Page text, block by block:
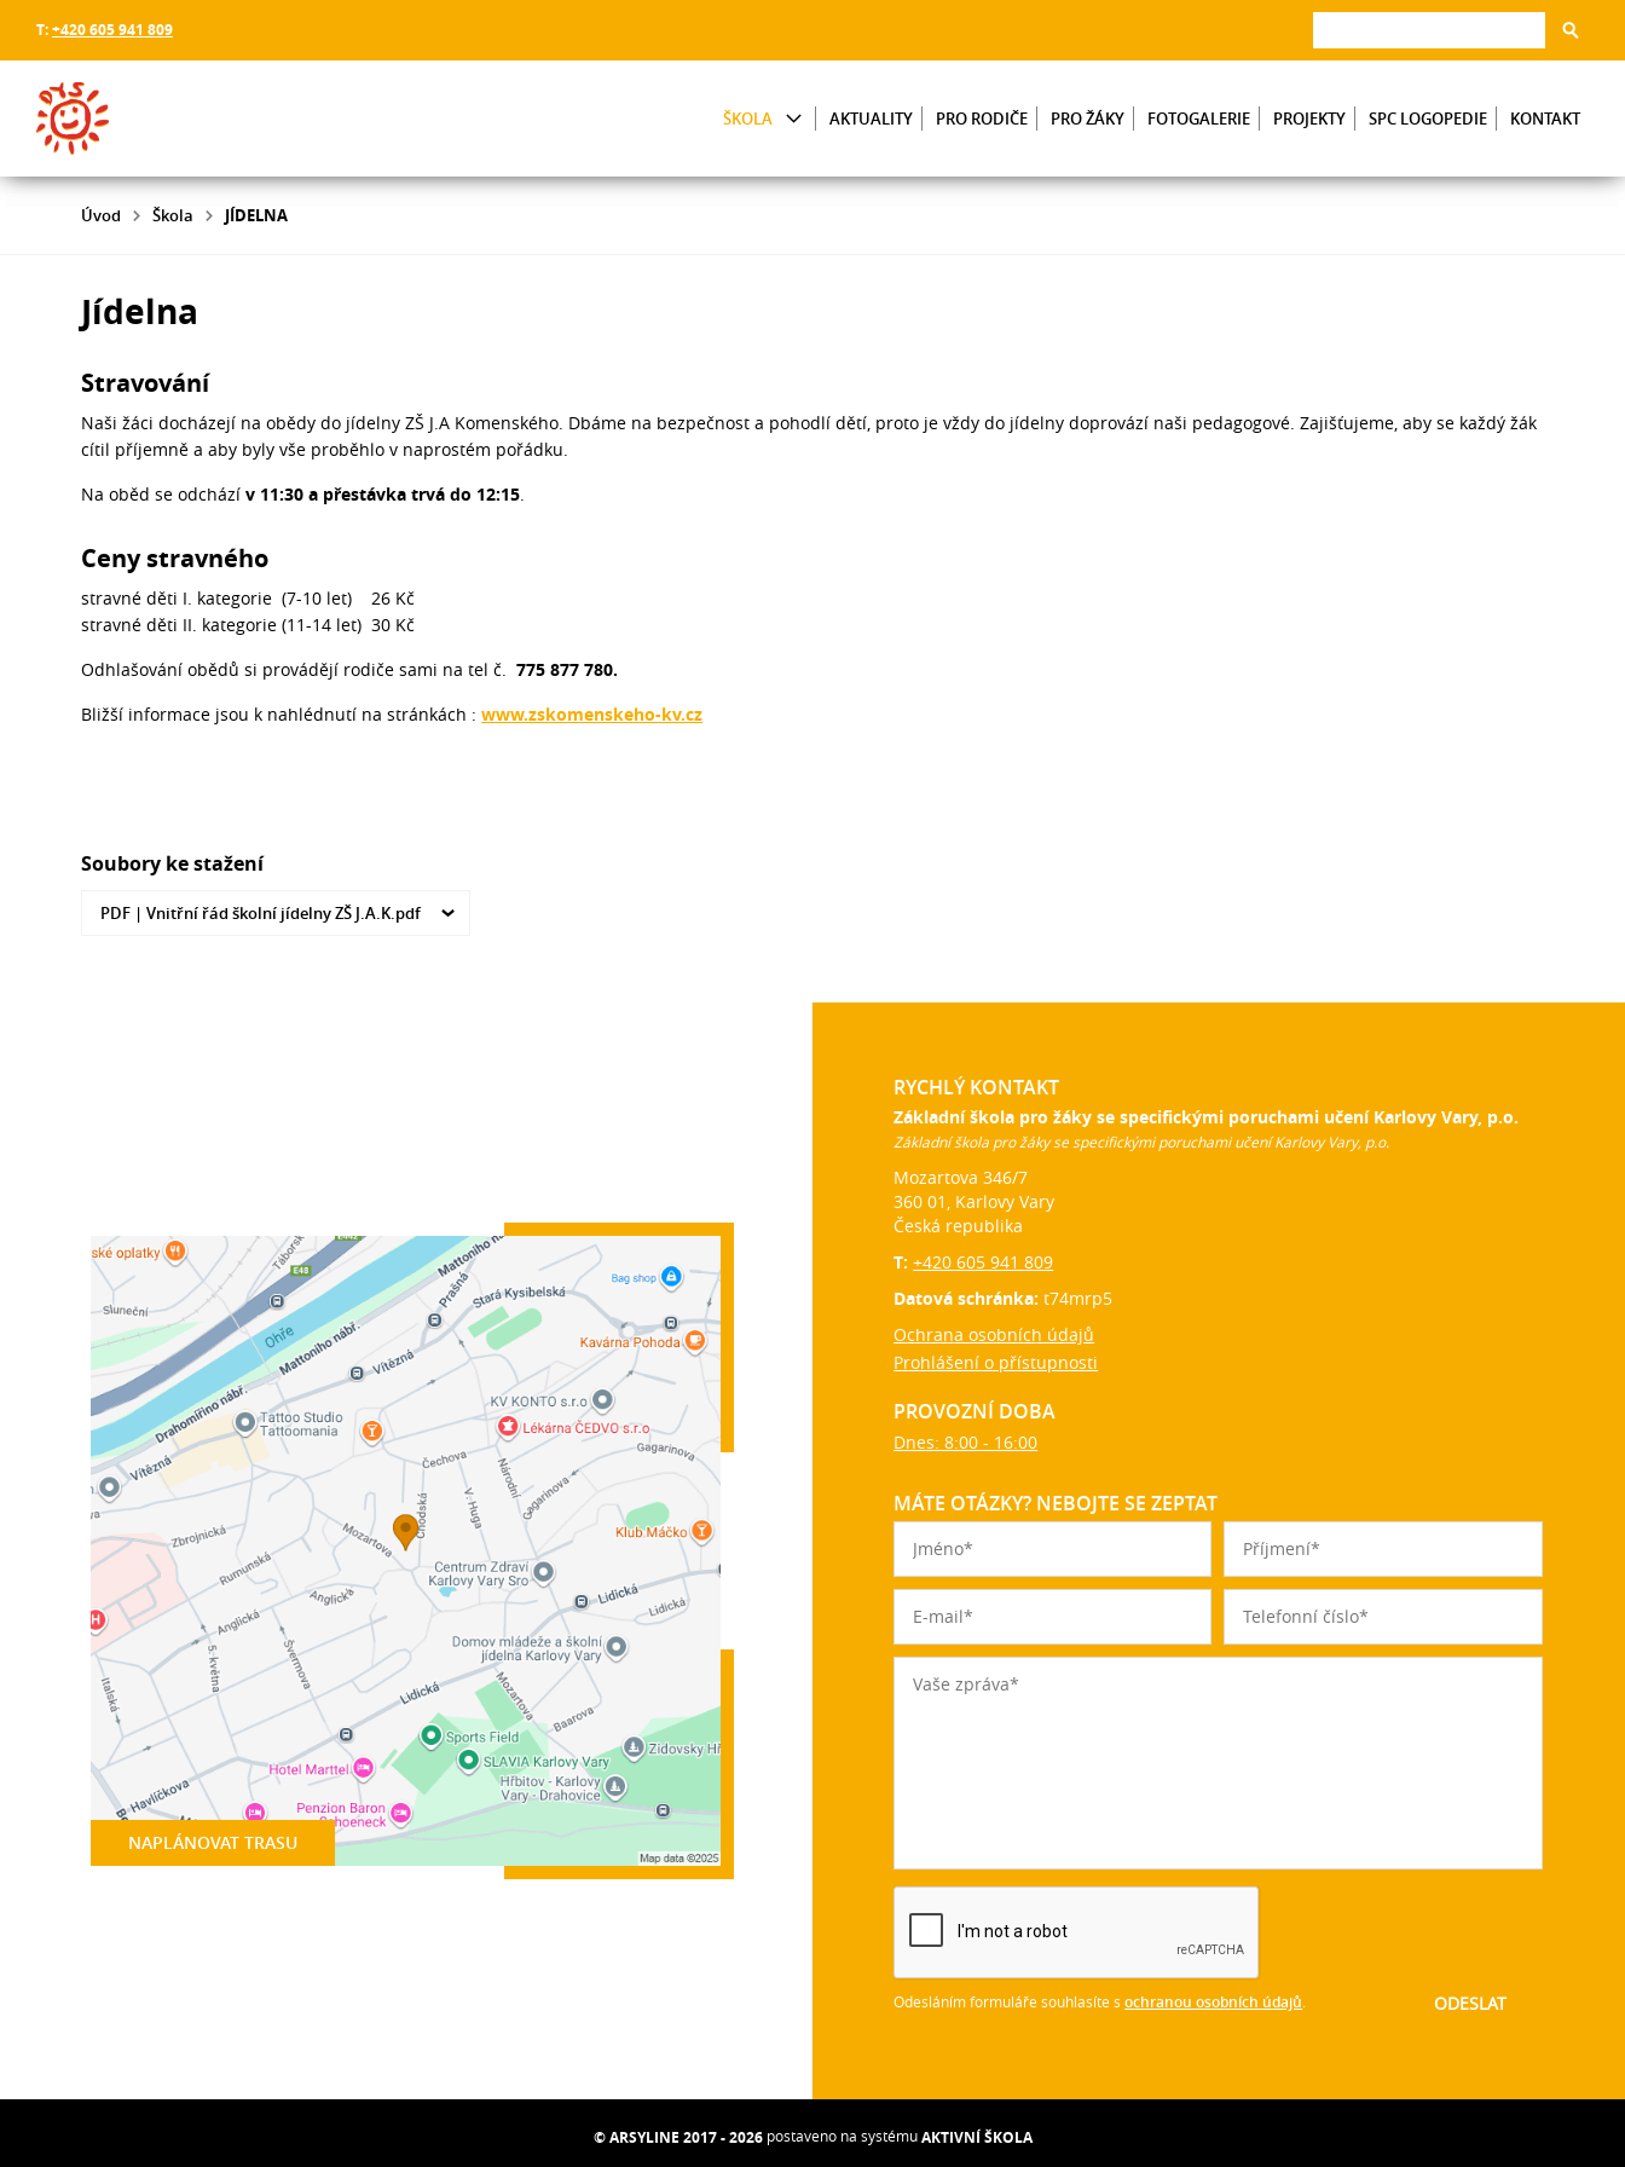
T:+420 605 941 809
ŠKOLA AKTUALITY PRO RODIČE PRO ŽÁKY FOTOGALERIE PROJEKTY SPC LOGOPEDIE KONTAKT
Úvod Škola JÍDELNA
Jídelna
Stravování
Naši žáci docházejí na obědy do jídelny ZŠ J.A Komenského. Dbáme na bezpečnost a pohodlí dětí, proto je vždy do jídelny doprovází naši pedagogové. Zajišťujeme, aby se každý žák
cítil příjemně a aby byly vše proběhlo v naprostém pořádku.
Na oběd se odchází v 11:30 a přestávka trvá do 12:15.
Ceny stravného
stravné děti I. kategorie (7-10 let) 26 Kč
stravné děti II. kategorie (11-14 let) 30 Kč
Odhlašování obědů si provádějí rodiče sami na tel č. 775 877 780.
Bližší informace jsou k nahlédnutí na stránkách :www.zskomenskeho-kv.cz
Soubory ke stažení
PDF |Vnitřní řád školní jídelny ZŠ J.A.K.pdf
NAPLÁNOVAT TRASU
RYCHLÝ KONTAKT
Základní škola pro žáky se specifickými poruchami učení Karlovy Vary, p.o.
Základní škola pro žáky se specifickými poruchami učení Karlovy Vary, p.o.
Mozartova 346/7
360 01, Karlovy Vary
Česká republika
T:+420 605 941 809
Datová schránka:t74mrp5
Ochrana osobních údajů
Prohlášení o přístupnosti
PROVOZNÍ DOBA
Dnes: 8:00 - 16:00
MÁTE OTÁZKY? NEBOJTE SE ZEPTAT
Odesláním formuláře souhlasíte sochranou osobních údajů.
© ARSYLINE 2017 - 2026postaveno na systémuAKTIVNÍ ŠKOLA